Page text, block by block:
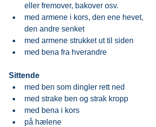
eller fremover, bakover osv.
med armene i kors, den ene hevet,
den andre senket
med armene strukket ut til siden
med bena fra hverandre
Sittende
med ben som dingler rett ned
med strake ben og strak kropp
med bena i kors
på hælene